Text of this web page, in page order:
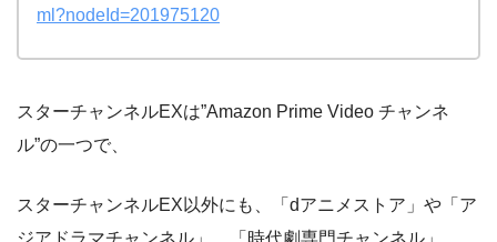
ml?nodeId=201975120
スターチャンネルEXは”Amazon Prime Video チャンネ
ル”の一つで、
スターチャンネルEX以外にも、「dアニメストア」や「ア